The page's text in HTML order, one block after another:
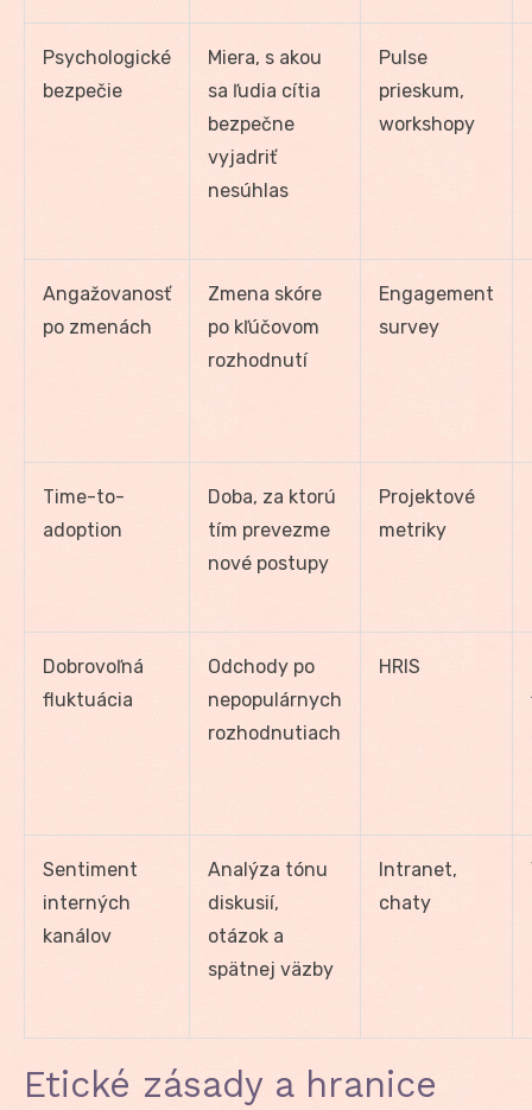
Psychologické
bezpečie
Miera, s akou
sa ľudia cítia
bezpečne
vyjadriť
nesúhlas
Pulse
prieskum,
workshopy
Angažovanosť
po zmenách
Zmena skóre
po kľúčovom
rozhodnutí
Engagement
survey
Time-to-
adoption
Doba, za ktorú
tím prevezme
nové postupy
Projektové
metriky
Dobrovoľná
fluktuácia
Odchody po
nepopulárnych
rozhodnutiach
HRIS
Sentiment
interných
kanálov
Analýza tónu
diskusií,
otázok a
spätnej väzby
Intranet,
chaty
Etické zásady a hranice